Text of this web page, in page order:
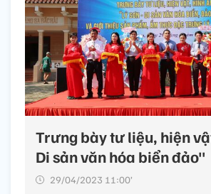
Trưng bày tư liệu, hiện
Di sản văn hóa biển đảo"
29/04/2023 11:00’